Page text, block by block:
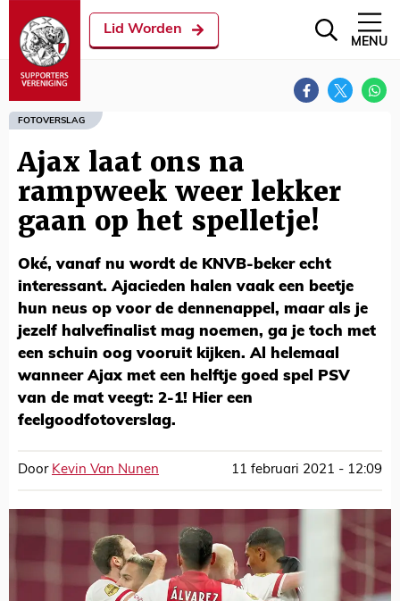
Lid Worden
MENU
FOTOVERSLAG
Ajax laat ons na
rampweek weer lekker
gaan op het spelletje!
Oké, vanaf nu wordt de KNVB-beker echt
interessant. Ajacieden halen vaak een beetje
hun neus op voor de dennenappel, maar als je
jezelf halvefinalist mag noemen, ga je toch met
een schuin oog vooruit kijken. Al helemaal
wanneer Ajax met een helftje goed spel PSV
van de mat veegt: 2-1! Hier een
feelgoodfotoverslag.
Door Kevin Van Nunen 11 februari 2021 - 12:09